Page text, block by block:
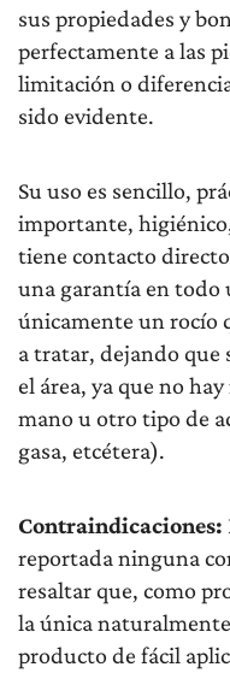
sus propiedades y
perfectamente a las
limitación o
sido evidente.
Su uso es sencillo,
importante,
tiene contacto
una garantía en todo
únicamente un rocío
a tratar, dejando que
el área, ya que no
mano u otro tipo de
gasa, etcétera).
Contraindicaciones:
reportada ninguna
resaltar que, como
la única
producto de fácil